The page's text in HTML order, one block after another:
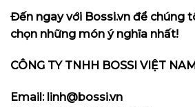
Đến ngay với Bossi.vn để chúng
chọn những món ý nghĩa nhất!
CÔNG TY TNHH BOSSI VIỆT NAM
Email: linh@bossi.vn